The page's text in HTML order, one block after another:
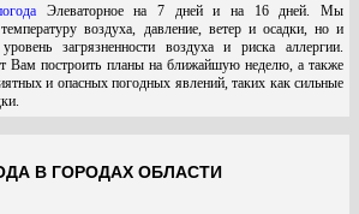
Элеваторное на 7 дней и на 16 дней. Мы
воздуха, давление, ветер и осадки, но и
загрязненности воздуха и риска аллергии.
Вам построить планы на ближайшую неделю, а также
и опасных погодных явлений, таких как сильные
В ГОРОДАХ ОБЛАСТИ